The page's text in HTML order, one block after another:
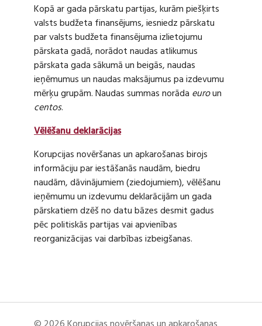
Kopā ar gada pārskatu partijas, kurām piešķirts
valsts budžeta finansējums, iesniedz pārskatu
par valsts budžeta finansējuma izlietojumu
pārskata gadā, norādot naudas atlikumus
pārskata gada sākumā un beigās, naudas
ieņēmumus un naudas maksājumus pa izdevumu
mērķu grupām. Naudas summas norāda euroun
centos.
Vēlēšanu deklarācijas
Korupcijas novēršanas un apkarošanas birojs
informāciju par iestāšanās naudām, biedru
naudām, dāvinājumiem (ziedojumiem), vēlēšanu
ieņēmumu un izdevumu deklarācijām un gada
pārskatiem dzēš no datu bāzes desmit gadus
pēc politiskās partijas vai apvienības
reorganizācijas vai darbības izbeigšanas.